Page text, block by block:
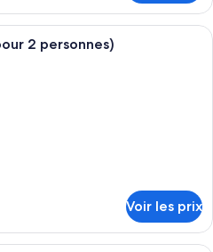
Une chambre d’hôtel avec un grand
2 personnes)
Voir les prix